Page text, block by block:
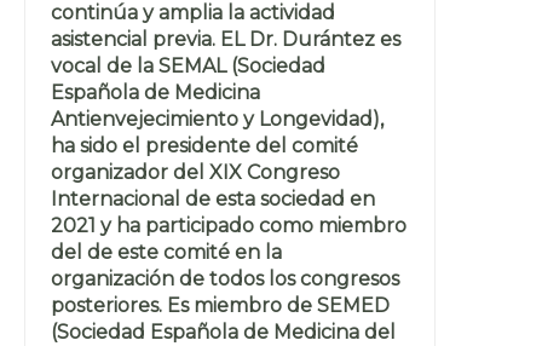
continúa y amplia la actividad
asistencial previa. EL Dr. Durántez es
vocal de la SEMAL (Sociedad
Española de Medicina
Antienvejecimiento y Longevidad),
ha sido el presidente del comité
organizador del XIX Congreso
Internacional de esta sociedad en
2021 y ha participado como miembro
del de este comité en la
organización de todos los congresos
posteriores. Es miembro de SEMED
(Sociedad Española de Medicina del